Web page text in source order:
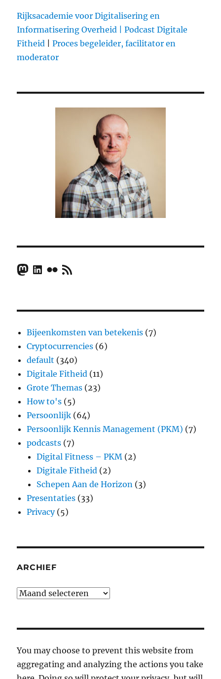
Tribemonitor
create
a
Rijksacademie voor Digitalisering en
Informatisering Overheid |
Podcast Digitale
Fitheid |Proces begeleider, facilitator en
moderator
Mastodon
LinkedIn
FlickrRSS Feed
Bijeenkomsten van betekenis (7)
Cryptocurrencies (6)
default (340)
Digitale Fitheid (11)
Grote Themas (23)
How to's (5)
Persoonlijk (64)
Persoonlijk Kennis Management (PKM) (7)
podcasts (7)
Digital Fitness – PKM (2)
Digitale Fitheid (2)
Schepen Aan de Horizon (3)
Presentaties (33)
Privacy(5)
ARCHIEF
Archief
You may choose to prevent this website from
aggregating and analyzing the actions you take